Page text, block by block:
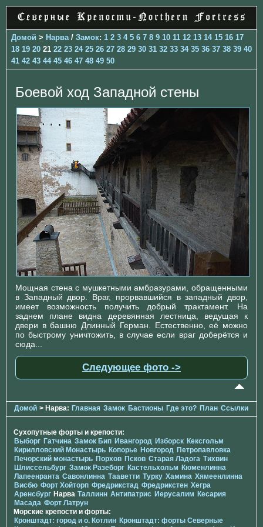
Домой > Нарва / Замок: 1 2 3 4 5 6 7 8 9 10 11 12 13 14 15 16 17
18 19 20 21 22 23 24 25 26 27 28 29 30 31 32 33 34 35 36 37 38 39 40
41 42 43 44 45 46 47 48 49 50
Боевой ход Западной стены
Мощная стена с мушкетными амбразурами, обращенными
в Западный двор. Враг, прорвавшийся в западный двор,
имеет возможность получить добрый трактамент. На
заднем плане видна деревянная лестница, ведущая к
двери в башню Длинный Герман. Естественно, её можно
по быстрому уничтожить, в случае если враг доберётся и
сюда...
Следующее фото ->
Домой > Нарва: Главная Замок Бастионы Где это? План Ссылки
Сухопутные форты и крепости:
Выборг Гатчина Замок Бип Ивангород Изборск Кексгольм
Кирилловский Монастырь Копорье Новгород Петропавловка
Печорcкий монастырь Порхов Псков Старая Ладога Тихвин
Шлиссельбург Замок Разеборг Кастельхольм Кюменлинна
Лапеенранта Савонлинна Тааветти Турку Хамина Хямеенлинна
Висбю Форт Хойторп Фредрикстад Фредрикстен Хегра
Аренсбург Нарва Таллинн Антипатрис Иерусалим Кесария
Масада Форт Латрун
Морские крепости и форты:
Кронштадт: город и о. Котлин Кронштадт: форты Северные